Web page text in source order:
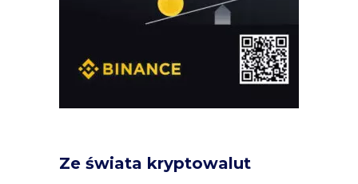
Ze świata kryptowalut